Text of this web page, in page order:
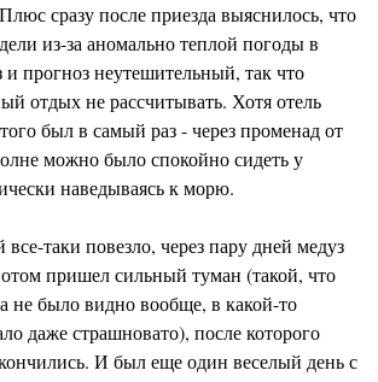
сразу после приезда выяснилось, что
из-за аномально теплой погоды в
прогноз неутешительный, так что
отдых не рассчитывать. Хотя отель
был в самый раз - через променад от
можно было спокойно сидеть у
наведываясь к морю.
таки повезло, через пару дней медуз
пришел сильный туман (такой, что
не было видно вообще, в какой-то
даже страшновато), после которого
И был еще один веселый день с